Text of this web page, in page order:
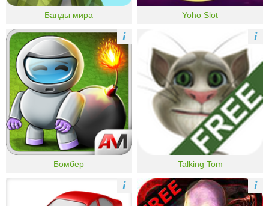
Банды мира Yoho Slot
Бомбер
i
Talking Tom
i
i i